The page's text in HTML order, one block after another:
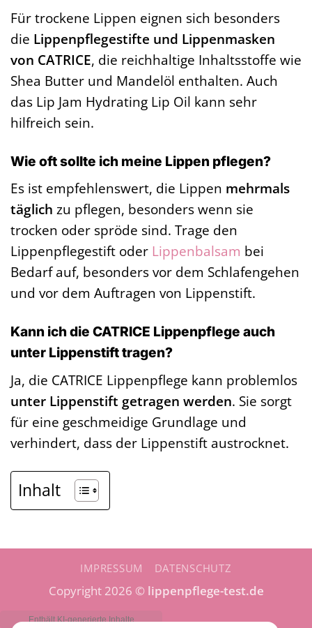
Für trockene Lippen eignen sich besonders
die Lippenpflegestifte und Lippenmasken
von CATRICE, die reichhaltige Inhaltsstoffe wie
Shea Butter und Mandelöl enthalten. Auch
das Lip Jam Hydrating Lip Oil kann sehr
hilfreich sein.
Wie oft sollte ich meine Lippen pflegen?
Es ist empfehlenswert, die Lippen mehrmals
täglich zu pflegen, besonders wenn sie
trocken oder spröde sind. Trage den
Lippenpflegestift oder Lippenbalsam bei
Bedarf auf, besonders vor dem Schlafengehen
und vor dem Auftragen von Lippenstift.
Kann ich die CATRICE Lippenpflege auch
unter Lippenstift tragen?
Ja, die CATRICE Lippenpflege kann problemlos
unter Lippenstift getragen werden. Sie sorgt
für eine geschmeidige Grundlage und
verhindert, dass der Lippenstift austrocknet.
Inhalt
IMPRESSUM DATENSCHUTZ
Copyright 2026 © lippenpflege-test.de